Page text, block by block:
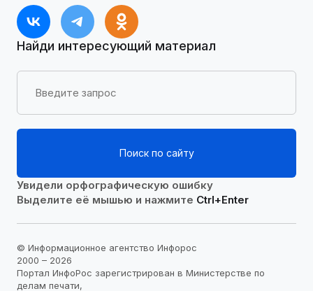
Найди интересующий материал
Поиск по сайту
Увидели орфографическую ошибку
Выделите её мышью и нажмите Ctrl+Enter
© Информационное агентство Инфорос
2000 – 2026
Портал ИнфоРос зарегистрирован в Министерстве по
делам печати,